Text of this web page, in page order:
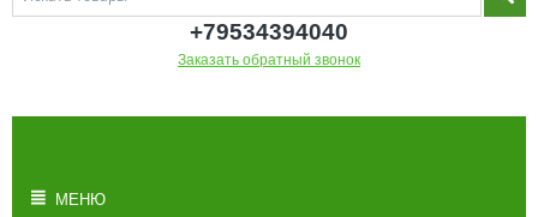
+79534394040
Заказать обратный звонок
МЕНЮ